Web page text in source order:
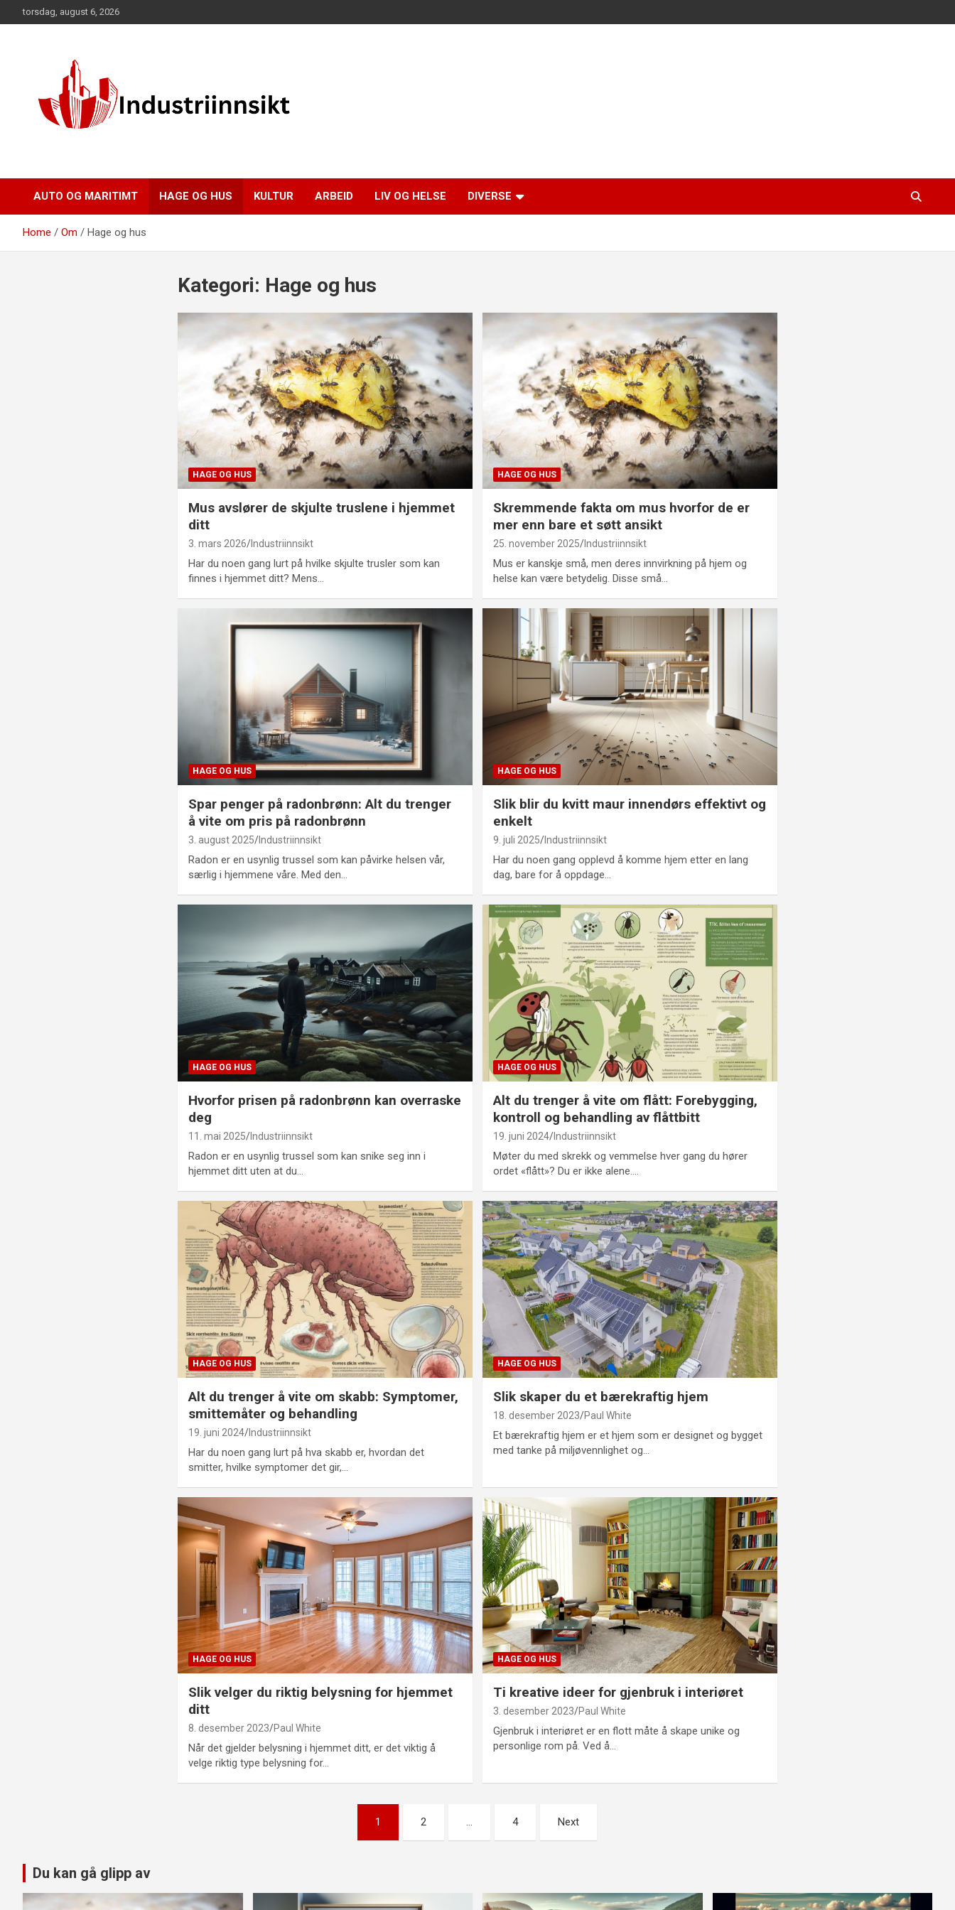
to
torsdag, august 6, 2026
AUTO OG MARITIMT HAGE OG HUS KULTUR ARBEID LIV OG HELSE DIVERSE
Home Om Hage og hus
Kategori: Hage og hus
HAGE OG HUS
Mus avslører de skjulte truslene i hjemmet
ditt
3. mars 2026 Industriinnsikt
Har du noen gang lurt på hvilke skjulte trusler som kan
finnes i hjemmet ditt? Mens…
HAGE OG HUS
Skremmende fakta om mus hvorfor de er
mer enn bare et søtt ansikt
25. november 2025 Industriinnsikt
Mus er kanskje små, men deres innvirkning på hjem og
helse kan være betydelig. Disse små…
HAGE OG HUS
Spar penger på radonbrønn: Alt du trenger
å vite om pris på radonbrønn
3. august 2025 Industriinnsikt
Radon er en usynlig trussel som kan påvirke helsen vår,
særlig i hjemmene våre. Med den…
HAGE OG HUS
Slik blir du kvitt maur innendørs effektivt og
enkelt
9. juli 2025 Industriinnsikt
Har du noen gang opplevd å komme hjem etter en lang
dag, bare for å oppdage…
HAGE OG HUS
Hvorfor prisen på radonbrønn kan overraske
deg
11. mai 2025 Industriinnsikt
Radon er en usynlig trussel som kan snike seg inn i
hjemmet ditt uten at du…
HAGE OG HUS
Alt du trenger å vite om flått: Forebygging,
kontroll og behandling av flåttbitt
19. juni 2024 Industriinnsikt
Møter du med skrekk og vemmelse hver gang du hører
ordet «flått»? Du er ikke alene.…
HAGE OG HUS
Alt du trenger å vite om skabb: Symptomer,
smittemåter og behandling
19. juni 2024 Industriinnsikt
Har du noen gang lurt på hva skabb er, hvordan det
smitter, hvilke symptomer det gir,…
HAGE OG HUS
Slik skaper du et bærekraftig hjem
18. desember 2023 Paul White
Et bærekraftig hjem er et hjem som er designet og bygget
med tanke på miljøvennlighet og…
HAGE OG HUS
Slik velger du riktig belysning for hjemmet
ditt
8. desember 2023 Paul White
Når det gjelder belysning i hjemmet ditt, er det viktig å
velge riktig type belysning for…
HAGE OG HUS
Ti kreative ideer for gjenbruk i interiøret
3. desember 2023 Paul White
Gjenbruk i interiøret er en flott måte å skape unike og
personlige rom på. Ved å…
1 2 … 4 Next
Du kan gå glipp av